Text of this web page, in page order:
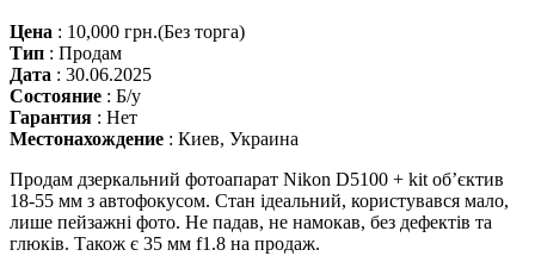
Цена : 10,000 грн.(Без торга)
Тип : Продам
Дата : 30.06.2025
Состояние : Б/у
Гарантия : Нет
Местонахождение : Киев, Украина
Продам дзеркальний фотоапарат Nikon D5100 + kit об’єктив
18-55 мм з автофокусом. Стан ідеальний, користувався мало,
лише пейзажні фото. Не падав, не намокав, без дефектів та
глюків. Також є 35 мм f1.8 на продаж.